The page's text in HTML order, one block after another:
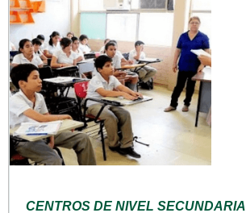
CENTROS DE NIVEL SECUNDARIA